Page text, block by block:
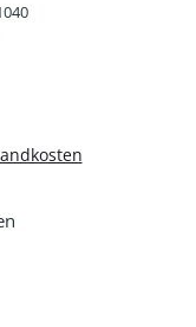
Combo Chip
| Smart